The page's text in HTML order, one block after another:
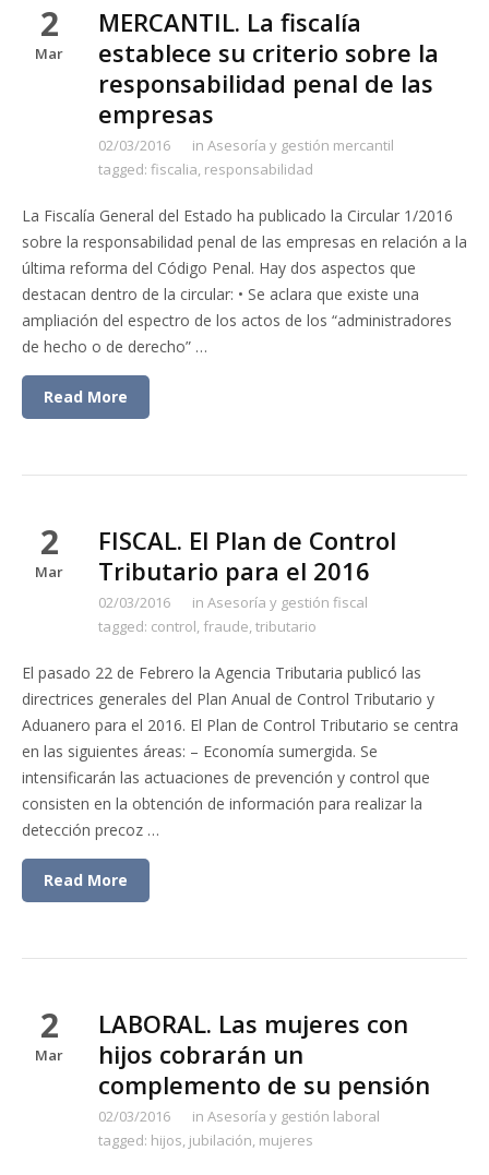
2
Mar
MERCANTIL. La fiscalía
establece su criterio sobre la
responsabilidad penal de las
empresas
02/03/2016 in Asesoría y gestión mercantil
tagged: fiscalia, responsabilidad
La Fiscalía General del Estado ha publicado la Circular 1/2016
sobre la responsabilidad penal de las empresas en relación a la
última reforma del Código Penal. Hay dos aspectos que
destacan dentro de la circular: • Se aclara que existe una
ampliación del espectro de los actos de los “administradores
de hecho o de derecho” …
Read More
2
Mar
FISCAL. El Plan de Control
Tributario para el 2016
02/03/2016 in Asesoría y gestión fiscal
tagged: control, fraude,tributario
El pasado 22 de Febrero la Agencia Tributaria publicó las
directrices generales del Plan Anual de Control Tributario y
Aduanero para el 2016. El Plan de Control Tributario se centra
en las siguientes áreas: – Economía sumergida. Se
intensificarán las actuaciones de prevención y control que
consisten en la obtención de información para realizar la
detección precoz …
Read More
2
Mar
LABORAL. Las mujeres con
hijos cobrarán un
complemento de su pensión
02/03/2016 in Asesoría y gestión laboral
tagged: hijos, jubilación, mujeres